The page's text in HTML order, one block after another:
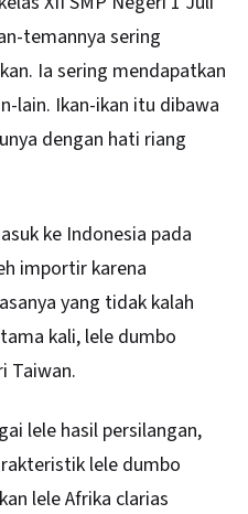
temannya sering
Ia sering mendapatkan
lain. Ikan-ikan itu dibawa
dengan hati riang
ke Indonesia pada
importir karena
yang tidak kalah
kali, lele dumbo
Taiwan.
lele hasil persilangan,
lele dumbo
lele Afrika clarias